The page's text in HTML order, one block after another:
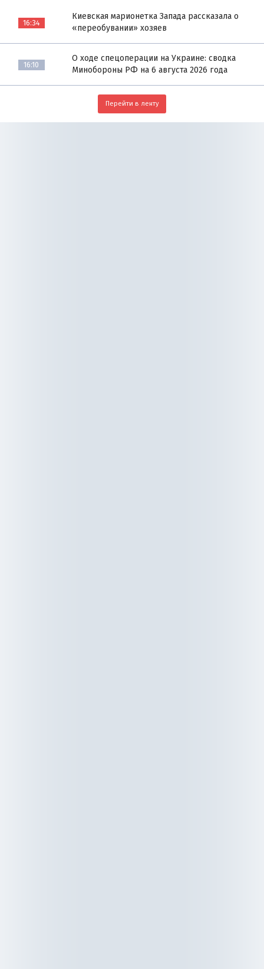
16:34
Киевская марионетка Запада рассказала о
«переобувании» хозяев
16:10
О ходе спецоперации на Украине: сводка
Минобороны РФ на 6 августа 2026 года
Перейти в ленту